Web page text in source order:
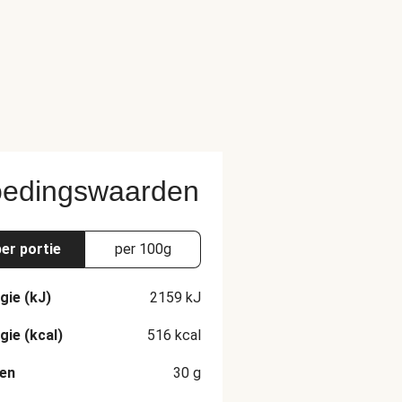
Verwijder de film na
afgekoeld niet opnieuw
portie per 100g
(kJ) 2159 kJ
(kcal) 516 kcal
30 g